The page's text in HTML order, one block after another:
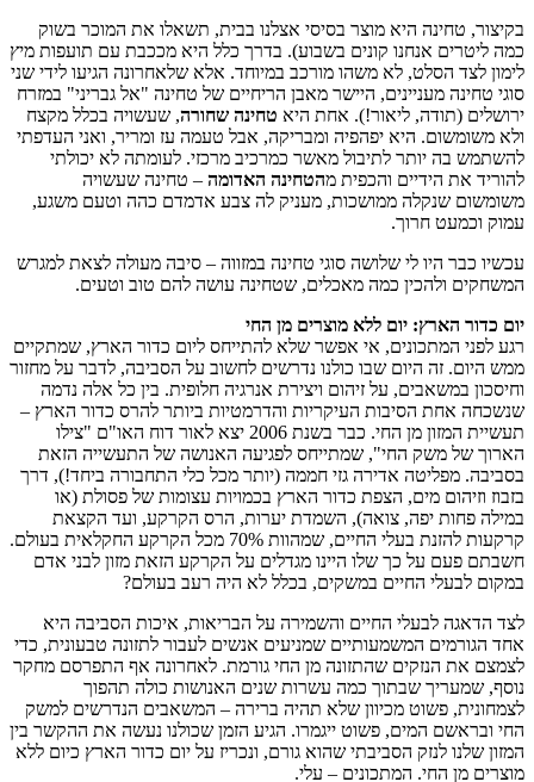
בקיצור, טחינה היא מוצר בסיסי אצלנו בבית, תשאלו את המוכר בשוק
כמה ליטרים אנחנו קונים בשבוע). בדרך כלל היא מככבת עם תועפות מיץ
לימון לצד הסלט, לא משהו מורכב במיוחד. אלא שלאחרונה הגיעו לידי שני
סוגי טחינה מעניינים, היישר מאבן הריחיים של טחינה "אל גבריני" במזרח
ירושלים (תודה, ליאור!). אחת היא טחינה שחורה, שעשויה בכלל מקצח
ולא משומשום. היא יפהפיה ומבריקה, אבל טעמה עז ומריר, ואני העדפתי
להשתמש בה יותר לתיבול מאשר כמרכיב מרכזי. לעומתה לא יכולתי
להוריד את הידיים והכפית מהטחינה האדומה – טחינה שעשויה
משומשום שנקלה ממושכות, מעניק לה צבע אדמדם כהה וטעם משגע,
עמוק וכמעט חרוך.
עכשיו כבר היו לי שלושה סוגי טחינה במזווה – סיבה מעולה לצאת למגרש
המשחקים ולהכין כמה מאכלים, שטחינה עושה להם טוב וטעים.
יום כדור הארץ: יום ללא מוצרים מן החי
רגע לפני המתכונים, אי אפשר שלא להתייחס ליום כדור הארץ, שמתקיים
ממש היום. זה היום שבו כולנו נדרשים לחשוב על הסביבה, לדבר על מחזור
וחיסכון במשאבים, על זיהום ויצירת אנרגיה חלופית. בין כל אלה נדמה
שנשכחה אחת הסיבות העיקריות והדרמטיות ביותר להרס כדור הארץ –
תעשיית המזון מן החי. כבר בשנת 2006 יצא לאור דוח האו"ם "צילו
הארוך של משק החי", שמתייחס לפגיעה האנושה של התעשייה הזאת
בסביבה. מפליטה אדירה גזי חממה (יותר מכל כלי התחבורה ביחד!), דרך
בזבוז וזיהום מים, הצפת כדור הארץ בכמויות עצומות של פסולת (או
במילה פחות יפה, צואה), השמדת יערות, הרס הקרקע, ועד הקצאת
קרקעות להזנת בעלי החיים, שמהוות 70% מכל הקרקע החקלאית בעולם.
חשבתם פעם על כך שלו היינו מגדלים על הקרקע הזאת מזון לבני אדם
במקום לבעלי החיים במשקים, בכלל לא היה רעב בעולם?
לצד הדאגה לבעלי החיים והשמירה על הבריאות, איכות הסביבה היא
אחד הגורמים המשמעותיים שמניעים אנשים לעבור לתזונה טבעונית, כדי
לצמצם את הנזקים שהתזונה מן החי גורמת. לאחרונה אף התפרסם מחקר
נוסף, שמעריך שבתוך כמה עשרות שנים האנושות כולה תהפוך
לצמחונית, פשוט מכיוון שלא תהיה ברירה – המשאבים הנדרשים למשק
החי ובראשם המים, פשוט ייגמרו. הגיע הזמן שכולנו נעשה את ההקשר בין
המזון שלנו לנזק הסביבתי שהוא גורם, ונכריז על יום כדור הארץ כיום ללא
מוצרים מן החי. המתכונים – עלי.